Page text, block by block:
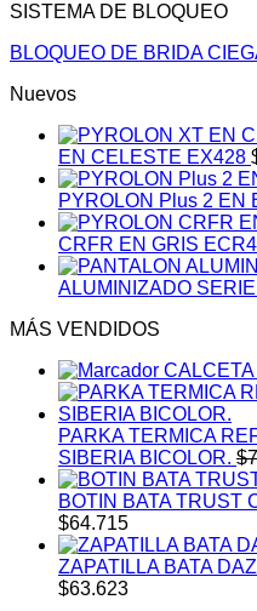
SISTEMA DE BLOQUEO
BLOQUEO DE BRIDA
Nuevos
EN CELESTE EX428
PYROLON Plus 2 EN
CRFR EN GRIS
ALUMINIZADO
MÁS VENDIDOS
CALCETA
PARKA TERMICA
SIBERIA BICOLOR. $
BOTIN BATA TRUST
$64.715
ZAPATILLA BATA
$63.623